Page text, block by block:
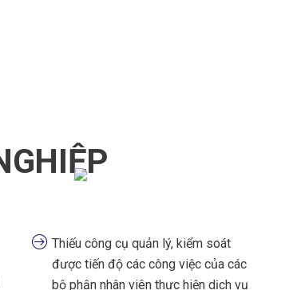
Thiếu công cụ quản lý, kiểm soát
được tiến độ các công việc của các
bộ phận nhân viên thực hiện dịch vụ